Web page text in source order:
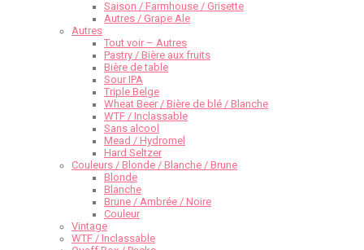
Saison / Farmhouse / Grisette
Autres / Grape Ale
Autres
Tout voir – Autres
Pastry / Bière aux fruits
Bière de table
Sour IPA
Triple Belge
Wheat Beer / Bière de blé / Blanche
WTF / Inclassable
Sans alcool
Mead / Hydromel
Hard Seltzer
Couleurs / Blonde / Blanche / Brune
Blonde
Blanche
Brune / Ambrée / Noire
Couleur
Vintage
WTF / Inclassable